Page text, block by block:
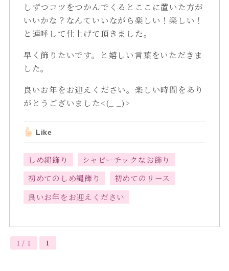
しずつコツをつかんでくるとここに置いた方が
いいかな？なんていいながら楽しい！楽しい！
と連呼して仕上げて頂きました。
早く飾りたいです。と嬉しい言葉をいただきま
した。
良いお年をお迎えください。楽しい時間をあり
がとうございました<(_ _)>
Like
しめ縄飾り
シャビーチックなお飾り
初めてのしめ縄飾り
初めてのリース
良いお年をお迎えください
1 / 1 1